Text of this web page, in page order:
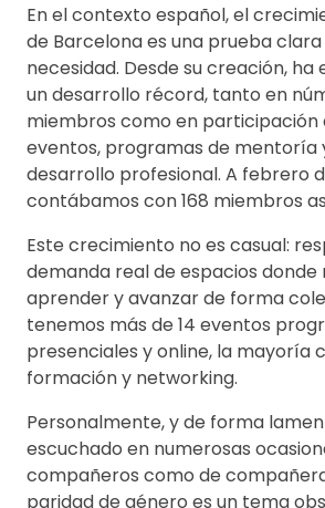
En el contexto español, el
de Barcelona es una prueba
necesidad. Desde su creación,
un desarrollo récord, tanto en
miembros como en participación
eventos, programas de mentoría
desarrollo profesional. A febrero
contábamos con 168 miembros
Este crecimiento no es casual:
demanda real de espacios donde
aprender y avanzar de forma
tenemos más de 14 eventos
presenciales y online, la mayoría
formación y networking.
Personalmente, y de forma
escuchado en numerosas
compañeros como de
paridad de género es un tema